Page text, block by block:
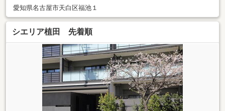
愛知県名古屋市天白区福池１
シエリア植田 先着順